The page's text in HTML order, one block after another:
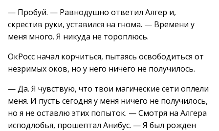
— Пробуй. — Равнодушно ответил Алгер и,
скрестив руки, уставился на гнома. — Времени у
меня много. Я никуда не тороплюсь.
ОкРосс начал корчиться, пытаясь освободиться от
незримых оков, но у него ничего не получилось.
— Да. Я чувствую, что твои магические сети оплели
меня. И пусть сегодня у меня ничего не получилось,
но я не оставлю этих попыток. — Смотря на Алгера
исподлобья, прошептал Анибус. — Я был рожден